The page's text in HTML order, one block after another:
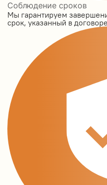
Соблюдение сроков
Мы гарантируем
срок, указанный в договоре